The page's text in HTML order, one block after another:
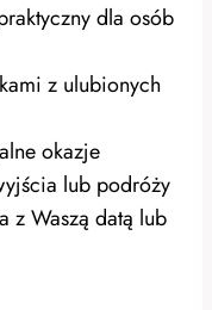
dla osób
z ulubionych
okazje
lub podróży
z Waszą datą lub